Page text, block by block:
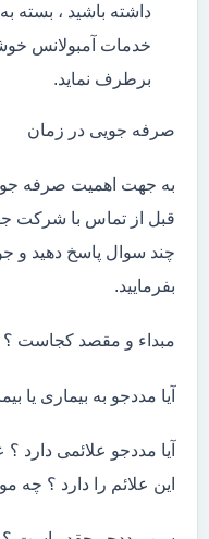
داشته باشید ،
خدمات آمبولانس
برطرف نماید.
صرفه جویی در زمان
به جهت اهمیت صرفه
قبل از تماس با شرکت
چند سوال پاسخ دهید و
بفرمایید.
مبداء و مقصد کجاست ؟
آیا مددجو به بیماری یا
آیا مددجو علائمی
این علائم را دارد ؟ چه